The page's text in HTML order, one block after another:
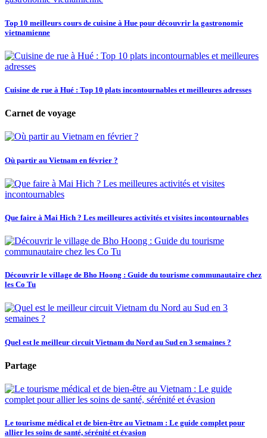
Top 10 meilleurs cours de cuisine à Hue pour découvrir la gastronomie
vietnamienne
Cuisine de rue à Hué : Top 10 plats incontournables et meilleures adresses
Carnet de voyage
Où partir au Vietnam en février ?
Que faire à Mai Hich ? Les meilleures activités et visites incontournables
Découvrir le village de Bho Hoong : Guide du tourisme communautaire chez
les Co Tu
Quel est le meilleur circuit Vietnam du Nord au Sud en 3 semaines ?
Partage
Le tourisme médical et de bien-être au Vietnam : Le guide complet pour
allier les soins de santé, sérénité et évasion